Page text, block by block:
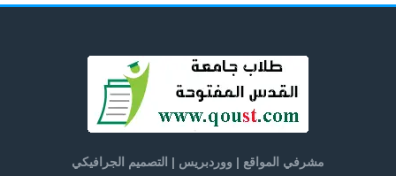
مشرفي المواقع | ووردبريس | التصميم الجرافيكي